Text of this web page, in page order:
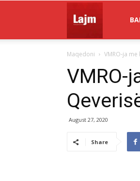
Lajm
Maqedoni VMRO-ja
VMRO-
August 27, 2020
Share